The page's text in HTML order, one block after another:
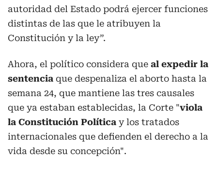
autoridad del Estado podrá ejercer funciones
distintas de las que le atribuyen la
Constitución y la ley”.
Ahora, el político considera que al expedir la
sentencia que despenaliza el aborto hasta la
semana 24, que mantiene las tres causales
que ya estaban establecidas, la Corte "viola
la Constitución Política y los tratados
internacionales que defienden el derecho a la
vida desde su concepción".